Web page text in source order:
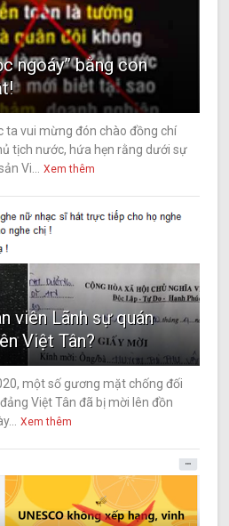
ngoáy” bằng con
ta vui mừng đón chào đồng chí
tịch nước, hứa hẹn rằng dưới sự
Vi...
Xem thêm
viên Lãnh sự quán
Việt Tân?
một số gương mặt chống đối
Việt Tân đã bị mời lên đồn
Xem thêm